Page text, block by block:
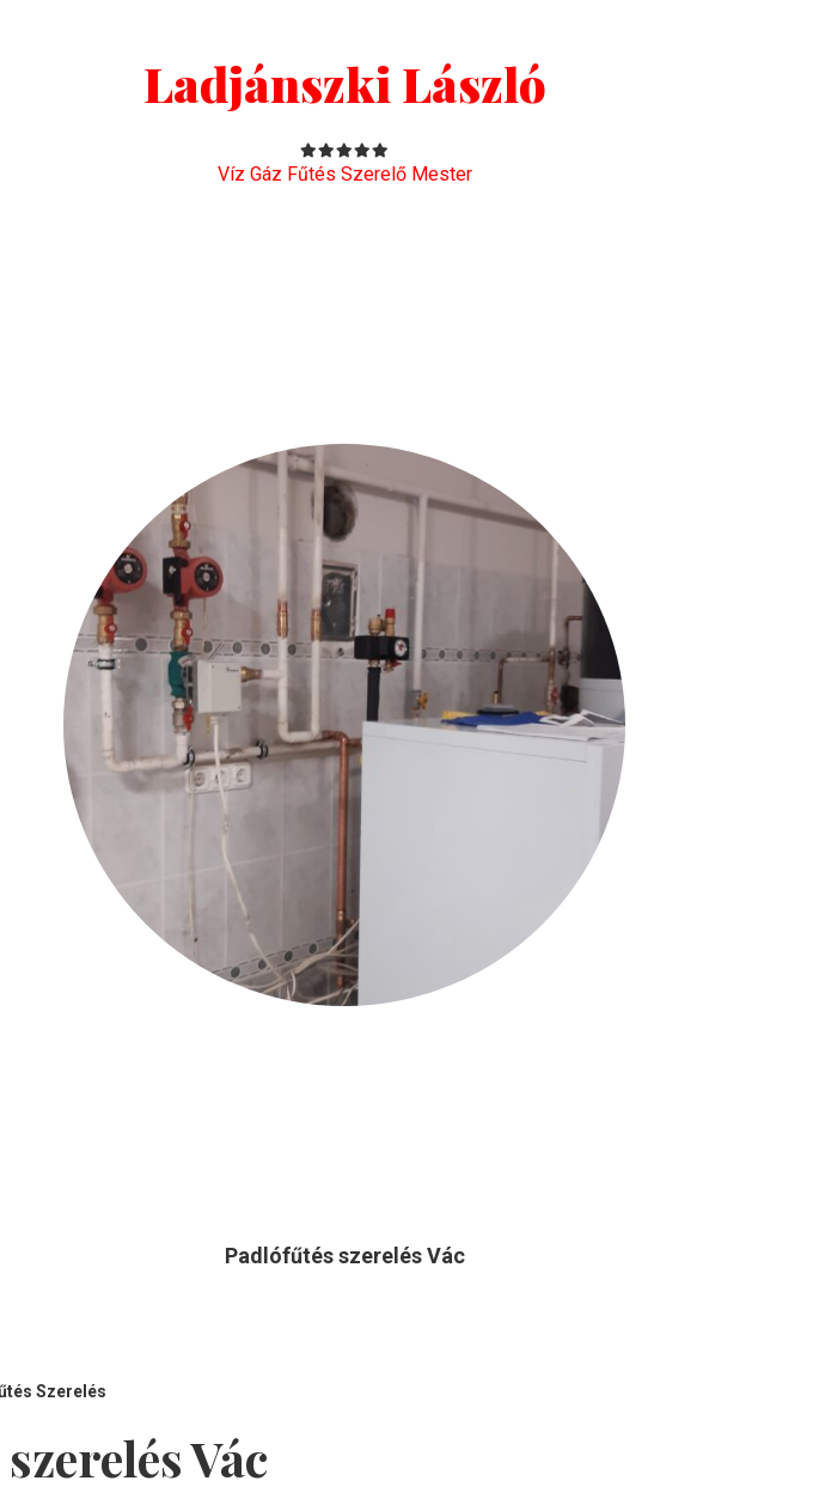
Ladjánszki László
Víz Gáz Fűtés Szerelő Mester
Padlófűtés szerelésVác
Szerelés
Vác